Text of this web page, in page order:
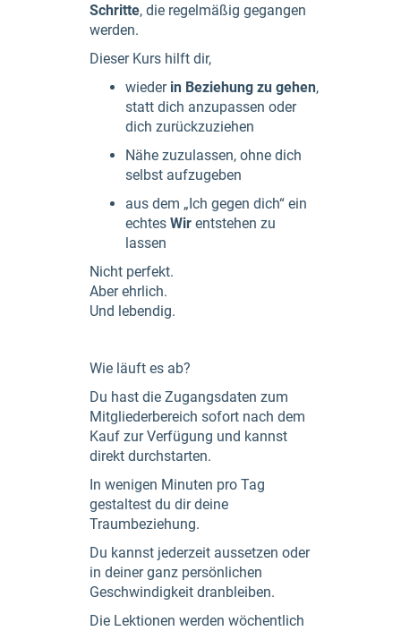
Schritte, die regelmäßig gegangen
werden.
Dieser Kurs hilft dir,
wieder in Beziehung zu gehen,
statt dich anzupassen oder
dich zurückzuziehen
Nähe zuzulassen, ohne dich
selbst aufzugeben
aus dem „Ich gegen dich“ ein
echtes Wir entstehen zu
lassen
Nicht perfekt.
Aber ehrlich.
Und lebendig.
Wie läuft es ab?
Du hast die Zugangsdaten zum
Mitgliederbereich sofort nach dem
Kauf zur Verfügung und kannst
direkt durchstarten.
In wenigen Minuten pro Tag
gestaltest du dir deine
Traumbeziehung.
Du kannst jederzeit aussetzen oder
in deiner ganz persönlichen
Geschwindigkeit dranbleiben.
Die Lektionen werden wöchentlich